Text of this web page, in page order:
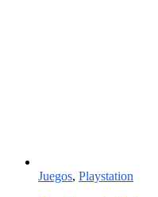
Juegos, Playstation